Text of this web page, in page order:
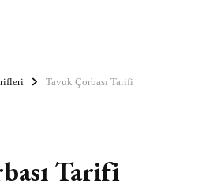
Tavuk Çorbası Tarifi
Tarifi